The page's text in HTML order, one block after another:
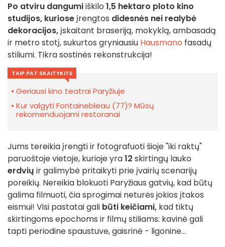
Po atviru dangumiiškilo 1,5 hektaro ploto kino
studijos, kurioseįrengtos didesnės nei realybė
dekoracijos,įskaitant braseriją, mokyklą, ambasadą
ir metro stotį, sukurtos gryniausiu Hausmano fasadų
stiliumi. Tikra sostinės rekonstrukcija!
TAIP PAT SKAITYKITE
Geriausi kino teatrai Paryžiuje
Kur valgyti Fontainebleau (77)? Mūsų
rekomenduojami restoranai
Jums tereikia įrengti ir fotografuoti šioje "iki raktų"
paruoštoje vietoje, kurioje yra12 skirtingų lauko
erdvių ir galimybė pritaikyti prie įvairių scenarijų
poreikių. Nereikia blokuoti Paryžiaus gatvių, kad būtų
galima filmuoti, čia sprogimai neturės jokios įtakos
eismui! Visi pastatai gali būti keičiami, kad tiktų
skirtingoms epochoms ir filmų stiliams: kavinė gali
tapti periodine spaustuve, gaisrinė - ligonine...